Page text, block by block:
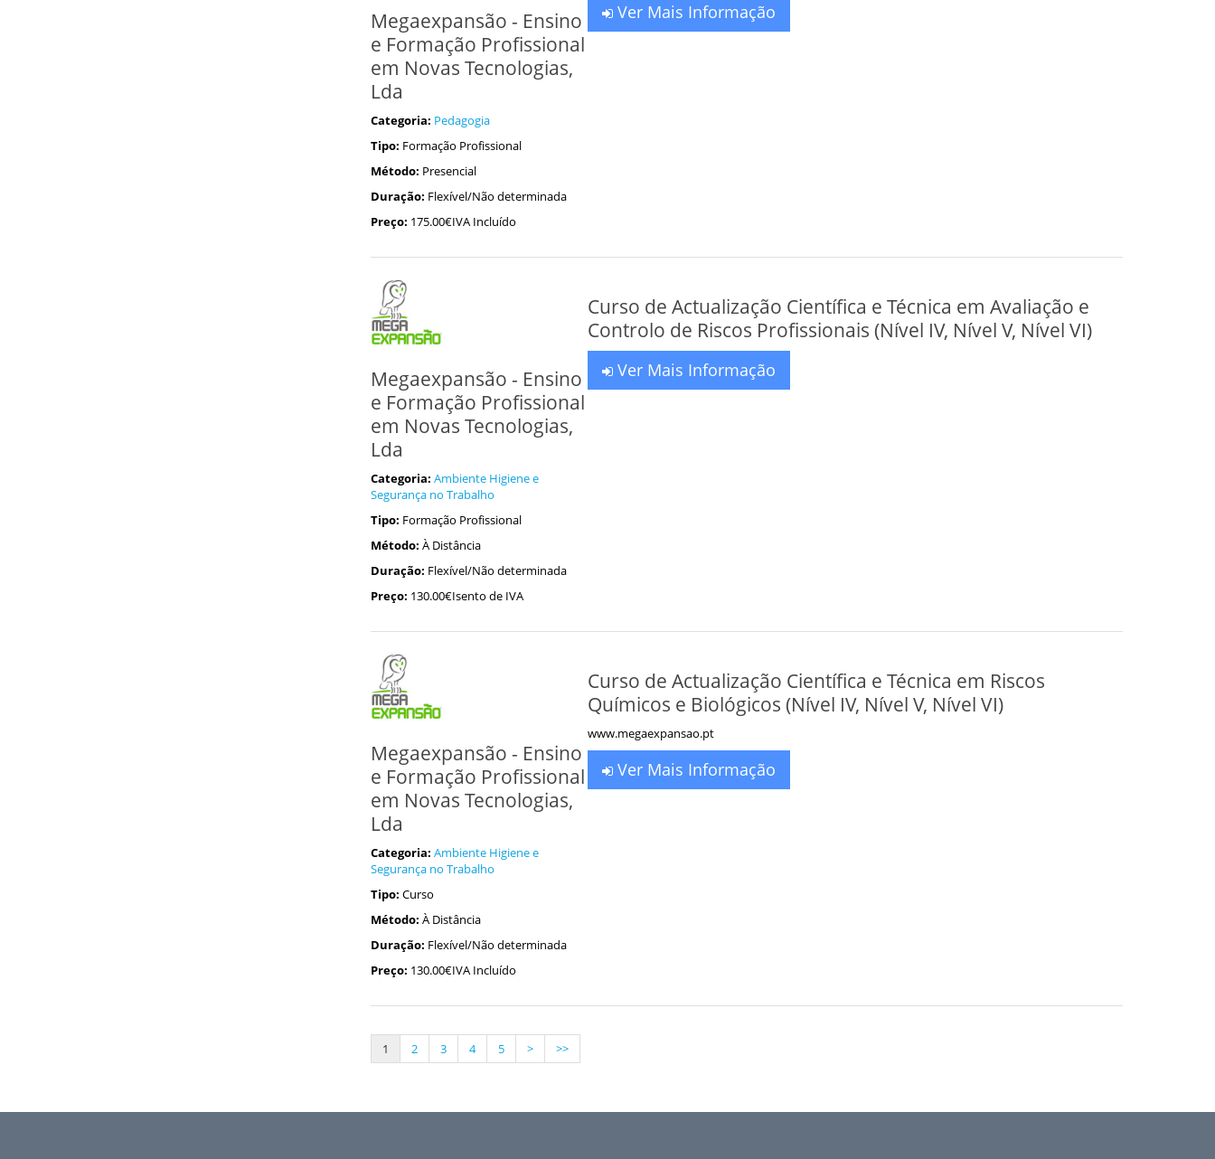
Megaexpansão - Ensino
e Formação Profissional
em Novas Tecnologias,
Lda
Categoria: Pedagogia
Tipo: Formação Profissional
Método: Presencial
Duração: Flexível/Não determinada
Preço: 175.00€IVA Incluído
Ver Mais Informação
Megaexpansão - Ensino
e Formação Profissional
em Novas Tecnologias,
Lda
Categoria: Ambiente Higiene e
Segurança no Trabalho
Tipo: Formação Profissional
Método: À Distância
Duração: Flexível/Não determinada
Preço: 130.00€Isento de IVA
Curso de Actualização Científica e Técnica em Avaliação e
Controlo de Riscos Profissionais (Nível IV, Nível V, Nível VI)
Ver Mais Informação
Megaexpansão - Ensino
e Formação Profissional
em Novas Tecnologias,
Lda
Categoria: Ambiente Higiene e
Segurança no Trabalho
Tipo: Curso
Método: À Distância
Duração: Flexível/Não determinada
Preço: 130.00€IVA Incluído
Curso de Actualização Científica e Técnica em Riscos
Químicos e Biológicos (Nível IV, Nível V, Nível VI)
www.megaexpansao.pt
Ver Mais Informação
1 2 3 4 5 > >>